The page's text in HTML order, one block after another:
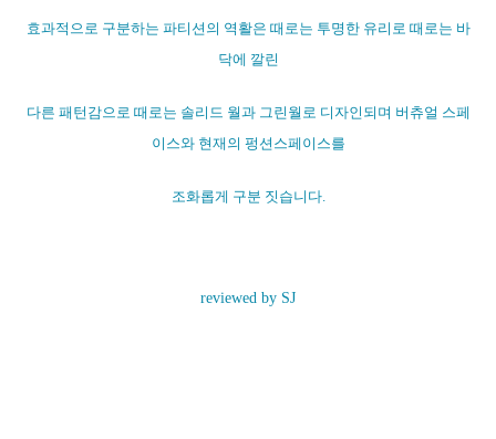
효과적으로 구분하는 파티션의 역활은 때로는 투명한 유리로 때로는 바
닥에 깔린
다른 패턴감으로 때로는 솔리드 월과 그린월로 디자인되며 버츄얼 스페
이스와 현재의 펑션스페이스를
조화롭게 구분 짓습니다.
reviewed by SJ